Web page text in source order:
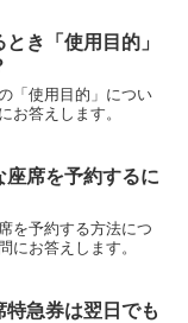
き「使用目的」
「使用目的」につい
お答えします。
座席を予約するに
を予約する方法につ
にお答えします。
特急券は翌日でも